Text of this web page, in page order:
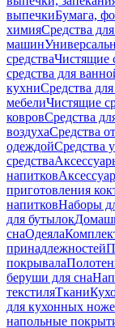
выпечкиБумага,
химияСредства
машин
средстваЧистящие
средства для
кухниСредства
мебелиЧистящие
ковровСредства
воздухаСредства
одеждойСредства
средства
напитков
приготовления
напитковНаборы
для бутылок
снаОдеяла
принадлежностей
покрывала
беруши для сна
текстиляТкани
для кухонных
напольные